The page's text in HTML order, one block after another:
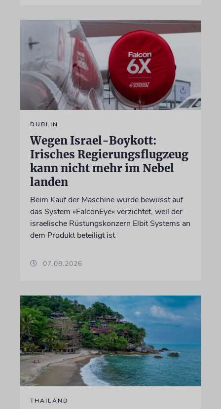
DUBLIN
Wegen Israel-Boykott:
Irisches Regierungsflugzeug
kann nicht mehr im Nebel
landen
Beim Kauf der Maschine wurde bewusst auf
das System »FalconEye« verzichtet, weil der
israelische Rüstungskonzern Elbit Systems an
dem Produkt beteiligt ist
07.08.2026
THAILAND